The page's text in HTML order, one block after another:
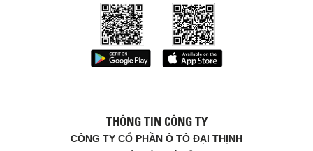
THÔNG TIN CÔNG TY
CÔNG TY CỔ PHẦN Ô TÔ ĐẠI THỊNH